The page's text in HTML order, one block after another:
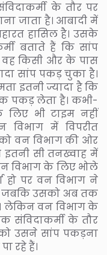
के तौर पर
जाता है। आबादी में
हासिल है। उसके
बताते हैं कि सांप
किसी और के पास
सांप पकड़ चुका है।
इतनी ज्यादा है कि
पकड़ लेता है। कभी-
भी टाइम नहीं
विभाग में विपरीत
वन विभाग की ओर
इतनी सी तनख्वाह में
विभाग के लिए भोले
हो पर वन विभाग ने
जबकि उसको अब तक
लेकिन वन विभाग के
संविदाकर्मी के तौर
उसने सांप पकड़ना
रहे हैं।